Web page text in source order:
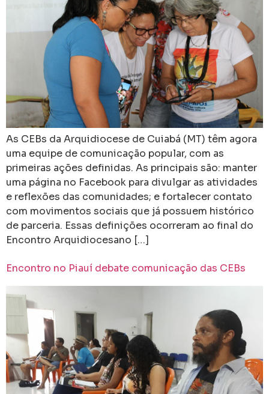
As CEBs da Arquidiocese de Cuiabá (MT) têm agora
uma equipe de comunicação popular, com as
primeiras ações definidas. As principais são: manter
uma página no Facebook para divulgar as atividades
e reflexões das comunidades; e fortalecer contato
com movimentos sociais que já possuem histórico
de parceria. Essas definições ocorreram ao final do
Encontro Arquidiocesano […]
Encontro no Piauí debate comunicação das CEBs